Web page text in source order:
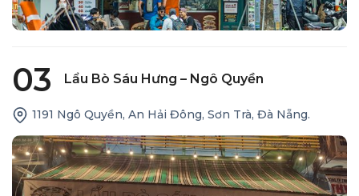
03 Lẩu Bò Sáu Hưng – Ngô Quyền
1191 Ngô Quyền, An Hải Đông, Sơn Trà, Đà Nẵng.